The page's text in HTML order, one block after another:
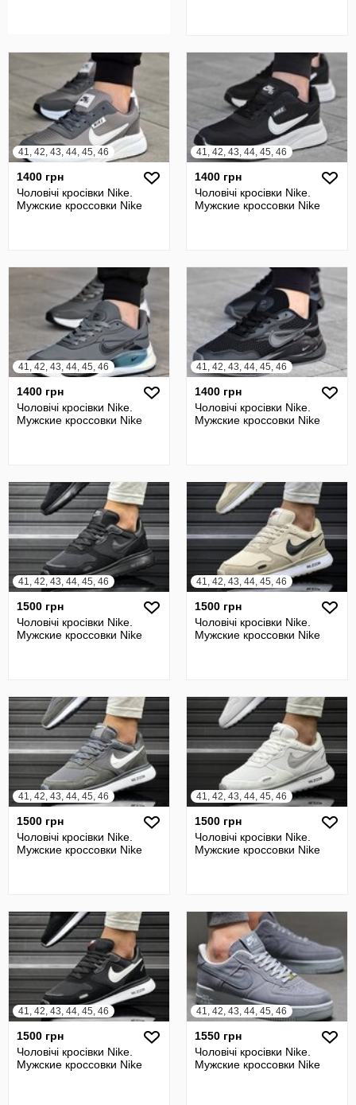
41, 42, 43, 44, 45, 46
1400 грн
Чоловічі кросівки Nike.
Мужские кроссовки Nike
41, 42, 43, 44, 45, 46
1400 грн
Чоловічі кросівки Nike.
Мужские кроссовки Nike
41, 42, 43, 44, 45, 46
1400 грн
Чоловічі кросівки Nike.
Мужские кроссовки Nike
41, 42, 43, 44, 45, 46
1400 грн
Чоловічі кросівки Nike.
Мужские кроссовки Nike
41, 42, 43, 44, 45, 46
1500 грн
Чоловічі кросівки Nike.
Мужские кроссовки Nike
41, 42, 43, 44, 45, 46
1500 грн
Чоловічі кросівки Nike.
Мужские кроссовки Nike
41, 42, 43, 44, 45, 46
1500 грн
Чоловічі кросівки Nike.
Мужские кроссовки Nike
41, 42, 43, 44, 45, 46
1500 грн
Чоловічі кросівки Nike.
Мужские кроссовки Nike
41, 42, 43, 44, 45, 46
1500 грн
Чоловічі кросівки Nike.
Мужские кроссовки Nike
41, 42, 43, 44, 45, 46
1550 грн
Чоловічі кросівки Nike.
Мужские кроссовки Nike